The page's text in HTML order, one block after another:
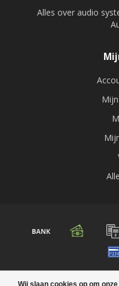
Wij slaan cookies op om
Alles over audio
©